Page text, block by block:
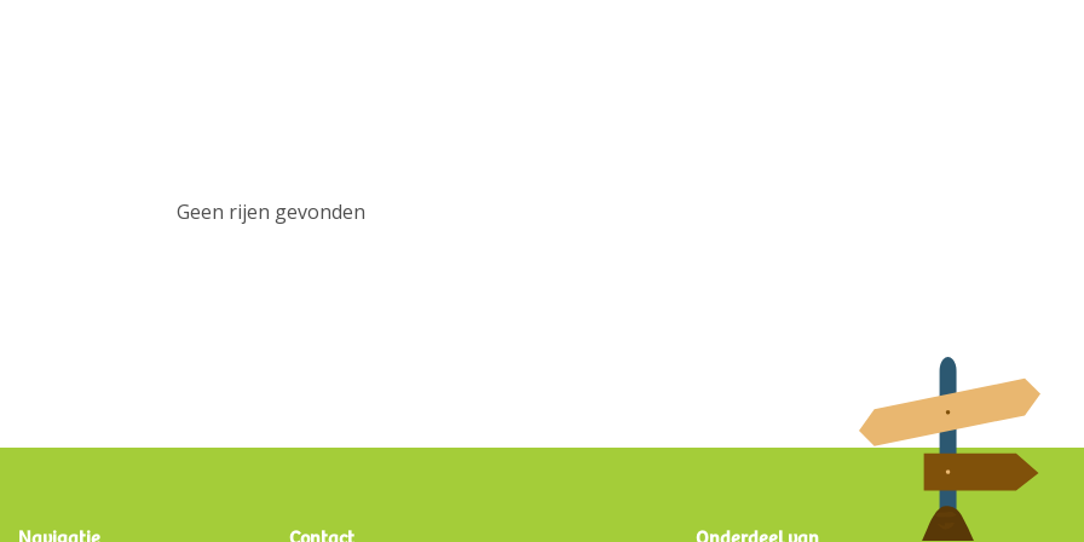
Geen rijen gevonden
Navigatie Contact Onderdeel van